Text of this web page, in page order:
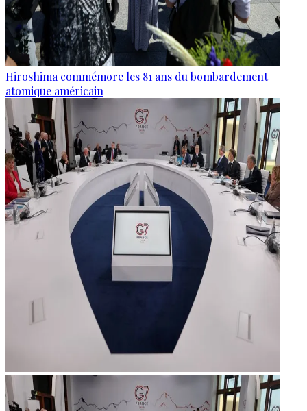
Hiroshima commémore les 81 ans du bombardement
atomique américain